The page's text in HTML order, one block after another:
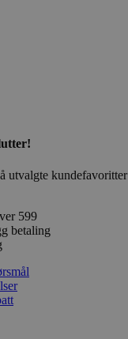
utvalgte kundefavoritter
599
betaling